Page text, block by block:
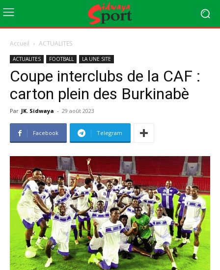
Accueil ACTUALITES
ACTUALITES FOOTBALL LA UNE SITE
Coupe interclubs de la CAF :
carton plein des Burkinabè
Par JK. Sidwaya - 29 août 2023
Facebook Telegram